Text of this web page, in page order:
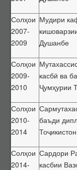
Барои
Барои
Саволҳои
Навгонӣ
Маълумоти
Эълонҳо оид
Суроғаи КОА
Қабули эълони
СОМОНАИ НАВ
Солҳои
2007-
2009
Мудири
Душанбе
Солҳои
2009-
2010
касбӣ ва
Ҷумҳурии
Солҳои
2010-
2014
баъди
Тоҷикистон
Солҳои
2014-
Сардори
касбии